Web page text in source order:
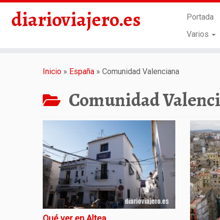
diarioviajero.es
Portada
Varios
Inicio » España » Comunidad Valenciana
Comunidad